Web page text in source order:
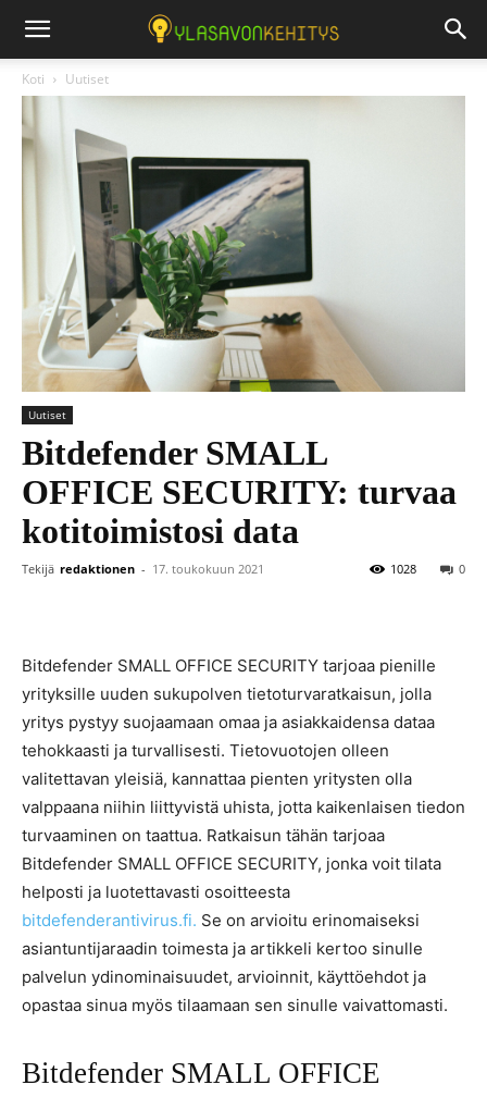
Koti Uutiset
Uutiset
Bitdefender SMALL
OFFICE SECURITY: turvaa
kotitoimistosi data
Tekijä redaktionen - 17. toukokuun 2021 0
1028
Bitdefender SMALL OFFICE SECURITY tarjoaa pienille
yrityksille uuden sukupolven tietoturvaratkaisun, jolla
yritys pystyy suojaamaan omaa ja asiakkaidensa dataa
tehokkaasti ja turvallisesti. Tietovuotojen olleen
valitettavan yleisiä, kannattaa pienten yritysten olla
valppaana niihin liittyvistä uhista, jotta kaikenlaisen tiedon
turvaaminen on taattua. Ratkaisun tähän tarjoaa
Bitdefender SMALL OFFICE SECURITY, jonka voit tilata
helposti ja luotettavasti osoitteesta
bitdefenderantivirus.fi. Se on arvioitu erinomaiseksi
asiantuntijaraadin toimesta ja artikkeli kertoo sinulle
palvelun ydinominaisuudet, arvioinnit, käyttöehdot ja
opastaa sinua myös tilaamaan sen sinulle vaivattomasti.
Bitdefender SMALL OFFICE